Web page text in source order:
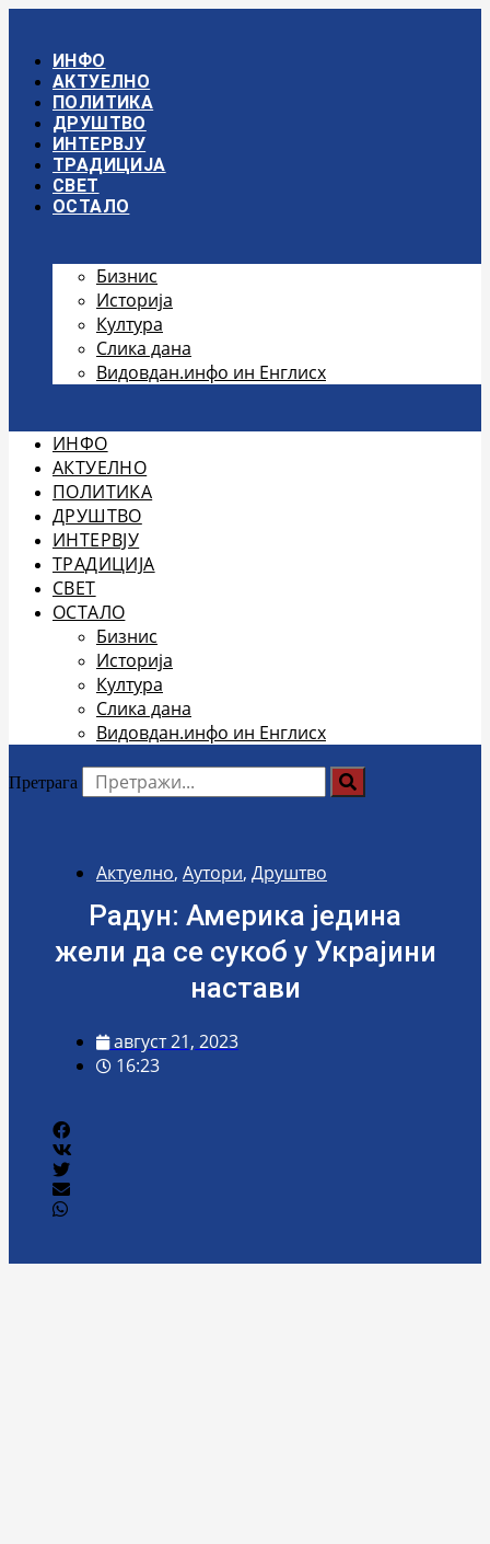
садржајИНФО
АКТУЕЛНО
ПОЛИТИКА
ДРУШТВО
ИНТЕРВЈУ
ТРАДИЦИЈА
СВЕТ
ОСТАЛО
Бизнис
Историја
Култура
Слика дана
Видовдан.инфо ин Енглисх
ИНФО
АКТУЕЛНО
ПОЛИТИКА
ДРУШТВО
ИНТЕРВЈУ
ТРАДИЦИЈА
СВЕТ
ОСТАЛО
Бизнис
Историја
Култура
Слика дана
Видовдан.инфо ин Енглисх
Претрага
Актуелно, Аутори, Друштво
Радун: Америка једина
жели да се сукоб у Украјини
настави
август 21, 2023
16:23